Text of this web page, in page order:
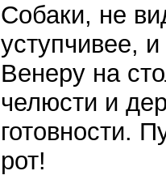
Собаки, не
уступчивее,
Венеру на
челюсти и
готовности.
рот!